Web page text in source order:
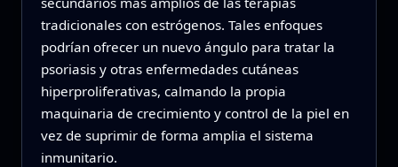
tradicionales con estrógenos. Tales enfoques
podrían ofrecer un nuevo ángulo para tratar la
psoriasis y otras enfermedades cutáneas
hiperproliferativas, calmando la propia
maquinaria de crecimiento y control de la piel en
vez de suprimir de forma amplia el sistema
inmunitario.